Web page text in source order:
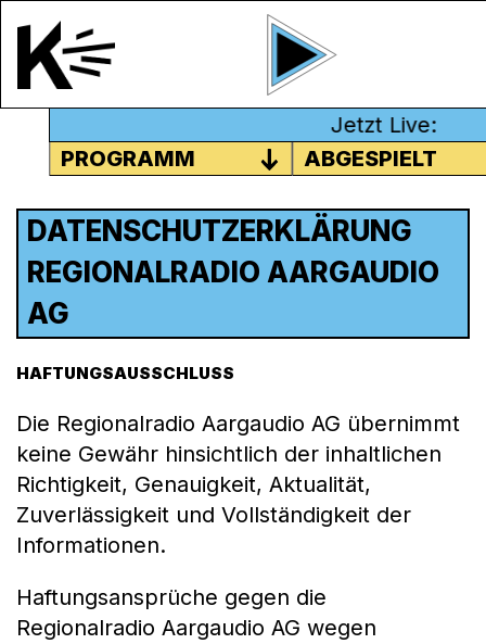
Jetzt Live:
PROGRAMM
ABGESPIELT
DATENSCHUTZERKLÄRUNG
REGIONALRADIO AARGAUDIO
AG
HAFTUNGSAUSSCHLUSS
Die Regionalradio Aargaudio AG übernimmt
keine Gewähr hinsichtlich der inhaltlichen
Richtigkeit, Genauigkeit, Aktualität,
Zuverlässigkeit und Vollständigkeit der
Informationen.
Haftungsansprüche gegen die
Regionalradio Aargaudio AG wegen